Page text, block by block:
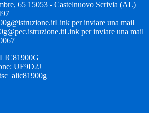
65 15053 - Castelnuovo Scrivia (AL)
Link per inviare una mail
Link per inviare una mail
UF9D2J